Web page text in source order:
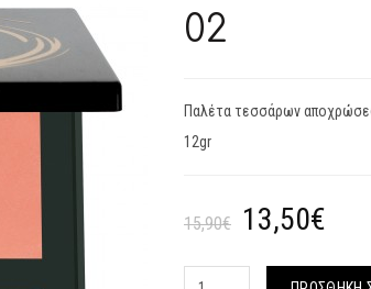
02
Παλέτα τεσσάρων
12gr
15,90€ 13,50€